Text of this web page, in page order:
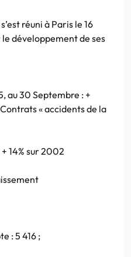
réuni à Paris le 16
développement de ses
au 30 Septembre : +
« accidents de la
14% sur 2002
: 5 416 ;